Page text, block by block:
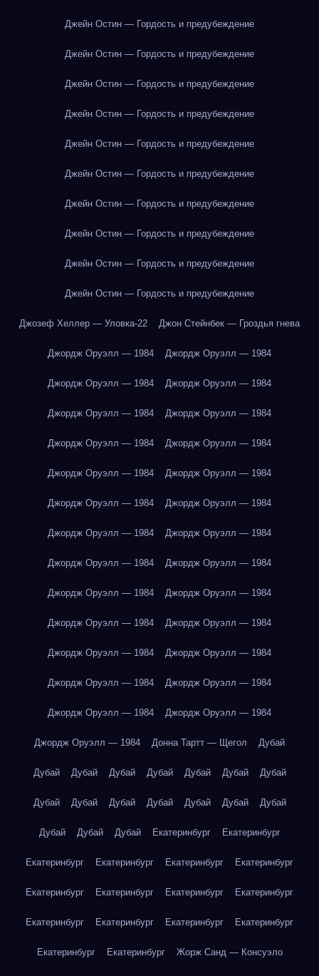
Джейн Остин — Гордость и предубеждение
Джейн Остин — Гордость и предубеждение
Джейн Остин — Гордость и предубеждение
Джейн Остин — Гордость и предубеждение
Джейн Остин — Гордость и предубеждение
Джейн Остин — Гордость и предубеждение
Джейн Остин — Гордость и предубеждение
Джейн Остин — Гордость и предубеждение
Джейн Остин — Гордость и предубеждение
Джейн Остин — Гордость и предубеждение
Джозеф Хеллер — Уловка-22 Джон Стейнбек — Гроздья гнева
Джордж Оруэлл — 1984 Джордж Оруэлл — 1984
Джордж Оруэлл — 1984 Джордж Оруэлл — 1984
Джордж Оруэлл — 1984 Джордж Оруэлл — 1984
Джордж Оруэлл — 1984 Джордж Оруэлл — 1984
Джордж Оруэлл — 1984 Джордж Оруэлл — 1984
Джордж Оруэлл — 1984 Джордж Оруэлл — 1984
Джордж Оруэлл — 1984 Джордж Оруэлл — 1984
Джордж Оруэлл — 1984 Джордж Оруэлл — 1984
Джордж Оруэлл — 1984 Джордж Оруэлл — 1984
Джордж Оруэлл — 1984 Джордж Оруэлл — 1984
Джордж Оруэлл — 1984 Джордж Оруэлл — 1984
Джордж Оруэлл — 1984 Джордж Оруэлл — 1984
Джордж Оруэлл — 1984 Джордж Оруэлл — 1984
Джордж Оруэлл — 1984 Донна Тартт — Щегол Дубай
Дубай Дубай Дубай Дубай Дубай Дубай Дубай
Дубай Дубай Дубай Дубай Дубай Дубай Дубай
Дубай Дубай Дубай Екатеринбург Екатеринбург
Екатеринбург Екатеринбург Екатеринбург Екатеринбург
Екатеринбург Екатеринбург Екатеринбург Екатеринбург
Екатеринбург Екатеринбург Екатеринбург Екатеринбург
Екатеринбург Екатеринбург Жорж Санд — Консуэло